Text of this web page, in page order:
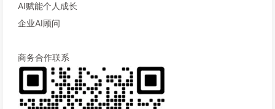
AI赋能个人成长
企业AI顾问
商务合作联系